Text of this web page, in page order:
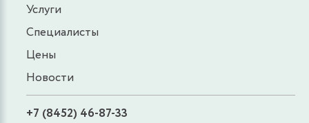
Услуги
Специалисты
Цены
Новости
+7 (8452) 46-87-33